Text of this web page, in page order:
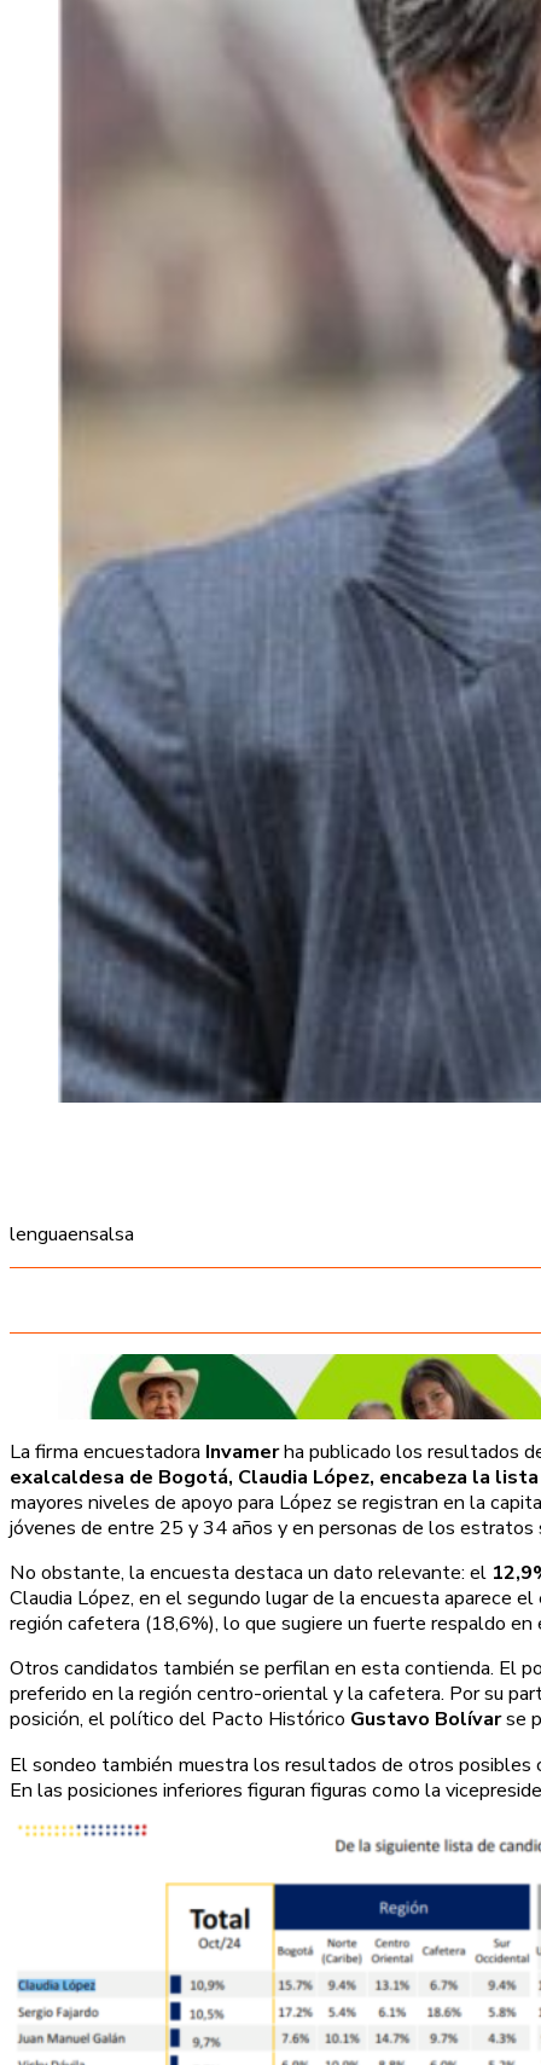
lenguaensalsa
La firma encuestadora Invamerha publicado los resultados
exalcaldesa de Bogotá, Claudia López, encabeza la
mayores niveles de apoyo para López se registran en la
jóvenes de entre 25 y 34 años y en personas de los estratos
No obstante, la encuesta destaca un dato relevante: el
Claudia López, en el segundo lugar de la encuesta aparece
región cafetera (18,6%), lo que sugiere un fuerte respaldo en
Otros candidatos también se perfilan en esta contienda. El
preferido en la región centro-oriental y la cafetera. Por su
posición, el político del Pacto Histórico Gustavo Bolívarse
El sondeo también muestra los resultados de otros posibles
En las posiciones inferiores figuran figuras como la